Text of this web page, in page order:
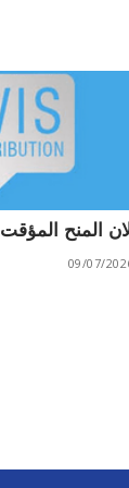
المنح المؤقت
09/07/